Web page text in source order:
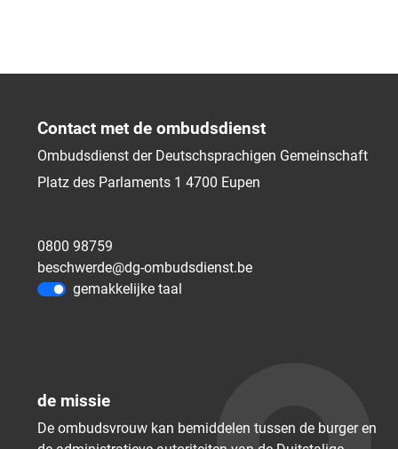
Contact met de ombudsdienst
Ombudsdienst der Deutschsprachigen Gemeinschaft
Platz des Parlaments 1 4700 Eupen
0800 98759
beschwerde@dg-ombudsdienst.be
gemakkelijke taal
de missie
De ombudsvrouw kan bemiddelen tussen de burger en